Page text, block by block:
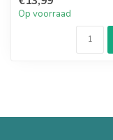
Op voorraad